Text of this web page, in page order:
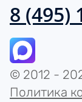
8 (495)
© 2012 -
Политика